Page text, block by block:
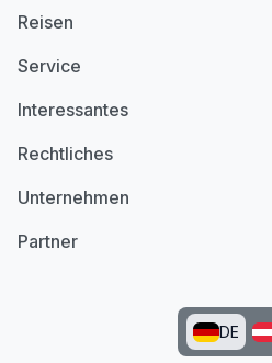
Reisen
Service
Interessantes
Rechtliches
Unternehmen
Partner
DE